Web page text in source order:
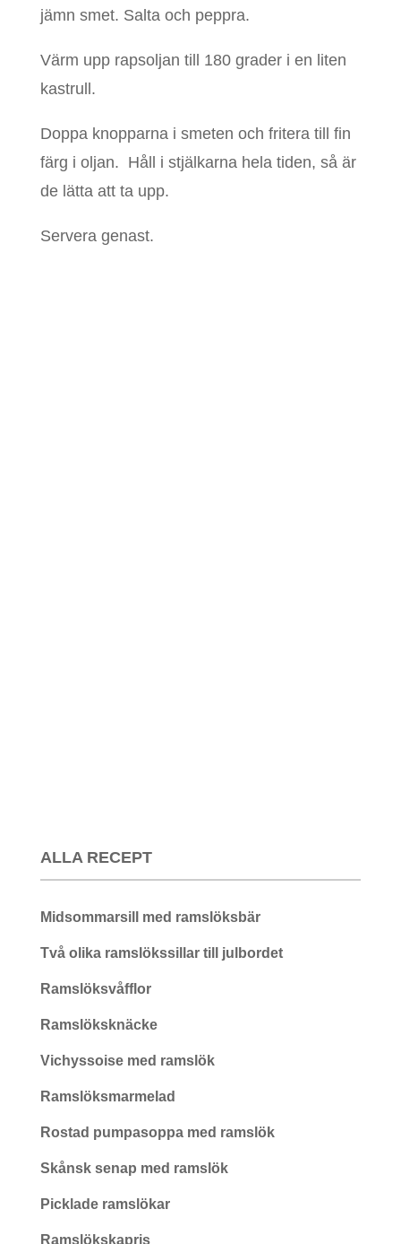
jämn smet. Salta och peppra.
Värm upp rapsoljan till 180 grader i en liten
kastrull.
Doppa knopparna i smeten och fritera till fin
färg i oljan. Håll i stjälkarna hela tiden, så är
de lätta att ta upp.
Servera genast.
ALLA RECEPT
Midsommarsill med ramslöksbär
Två olika ramslökssillar till julbordet
Ramslöksvåfflor
Ramslöksknäcke
Vichyssoise med ramslök
Ramslöksmarmelad
Rostad pumpasoppa med ramslök
Skånsk senap med ramslök
Picklade ramslökar
Ramslökskapris